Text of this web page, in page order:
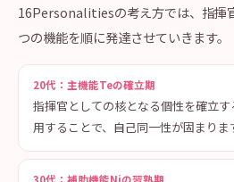
16Personalitiesの考え方では、指揮
つの機能を順に発達させていきます。
20代：主機能Teの確立期
指揮官としての核となる個性を確立
用することで、自己同一性が固まりま